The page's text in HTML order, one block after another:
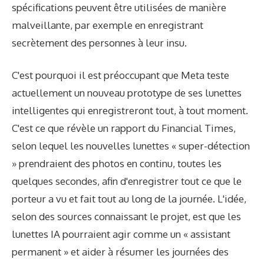
spécifications peuvent être utilisées de manière
malveillante, par exemple en enregistrant
secrètement des personnes à leur insu.
C'est pourquoi il est préoccupant que Meta teste
actuellement un nouveau prototype de ses lunettes
intelligentes qui enregistreront tout, à tout moment.
C'est ce que révèle un rapport du Financial Times,
selon lequel les nouvelles lunettes « super-détection
» prendraient des photos en continu, toutes les
quelques secondes, afin d'enregistrer tout ce que le
porteur a vu et fait tout au long de la journée. L'idée,
selon des sources connaissant le projet, est que les
lunettes IA pourraient agir comme un « assistant
permanent » et aider à résumer les journées des